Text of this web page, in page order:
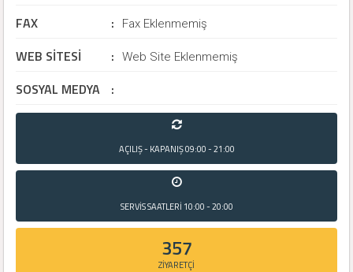
FAX : Fax Eklenmemiş
WEB SİTESİ : Web Site Eklenmemiş
SOSYAL MEDYA :
AÇILIŞ - KAPANIŞ09:00 - 21:00
SERVİS SAATLERİ 10:00 - 20:00
357
ZİYARETÇİ